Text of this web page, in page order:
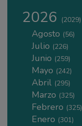
2026 (2029)
Agosto (56)
Julio (226)
Junio (259)
Mayo (242)
Abril (295)
Marzo (325)
Febrero (325)
Enero (301)